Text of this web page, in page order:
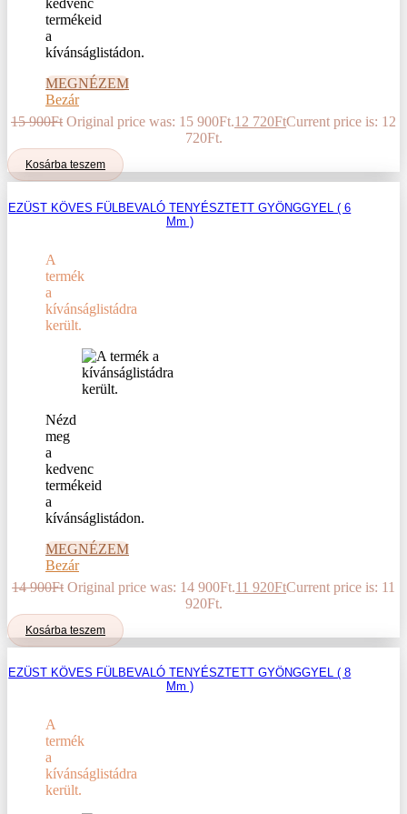
kedvenc
termékeid
a
kívánságlistádon.
MEGNÉZEM
Bezár
15 900Ft Original price was: 15 900Ft.12 720FtCurrent price is: 12
720Ft.
Kosárba teszem
EZÜST KÖVES FÜLBEVALÓ TENYÉSZTETT GYÖNGGYEL ( 6
Mm )
A
termék
a
kívánságlistádra
került.
Nézd
meg
a
kedvenc
termékeid
a
kívánságlistádon.
MEGNÉZEM
Bezár
14 900Ft Original price was: 14 900Ft.11 920FtCurrent price is: 11
920Ft.
Kosárba teszem
EZÜST KÖVES FÜLBEVALÓ TENYÉSZTETT GYÖNGGYEL ( 8
Mm )
A
termék
a
kívánságlistádra
került.